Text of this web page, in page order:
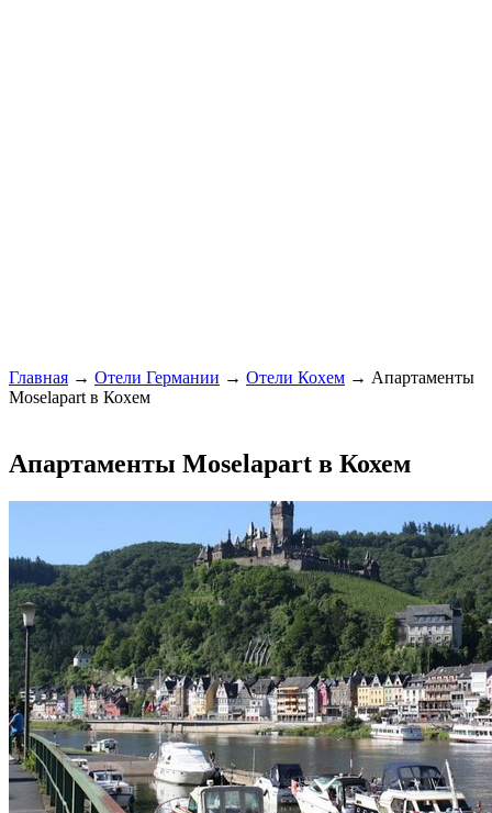
Главная → Отели Германии → Отели Кохем → Апартаменты
Moselapart в Кохем
Апартаменты Moselapart в Кохем